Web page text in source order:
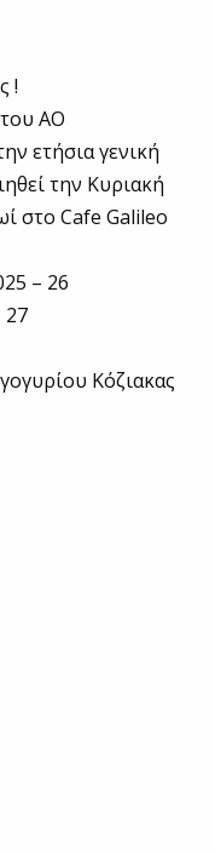
!
του ΑΟ
ετήσια γενική
την Κυριακή
στο Cafe Galileo
– 26
27
Κόζιακας